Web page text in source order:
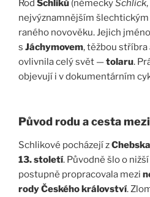
Rod Schliků (německySchlick
nejvýznamnějším
raného novověku. Jejich
s Jáchymovem, těžbou stříbra
ovlivnila celý svět —tolaru.
objevují i v dokumentárním
Původ rodu a cesta
Schlikové pocházejí zChebska
13. století. Původně šlo o
postupně propracovala mezi
rody Českého království.